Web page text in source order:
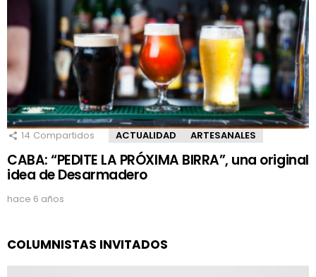
14 Compartidos ACTUALIDAD ARTESANALES
CABA: “PEDITE LA PRÓXIMA BIRRA”, una original
idea de Desarmadero
hace 6 años
COLUMNISTAS INVITADOS